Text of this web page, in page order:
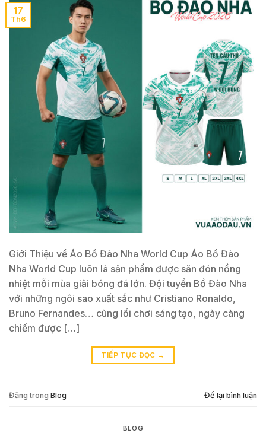
17
Th6
Giới Thiệu về Áo Bồ Đào Nha World Cup Áo Bồ Đào
Nha World Cup luôn là sản phẩm được săn đón nồng
nhiệt mỗi mùa giải bóng đá lớn. Đội tuyển Bồ Đào Nha
với những ngôi sao xuất sắc như Cristiano Ronaldo,
Bruno Fernandes… cùng lối chơi sáng tạo, ngày càng
chiếm được […]
TIẾP TỤC ĐỌC →
Đăng trong Blog Để lại bình luận
BLOG